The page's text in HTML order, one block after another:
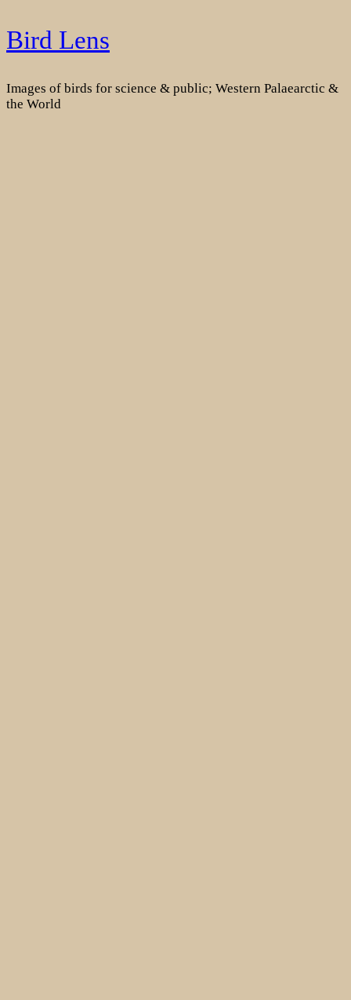
Skip
to
Bird Lens
Images of birds for science & public; Western Palaearctic &
the World